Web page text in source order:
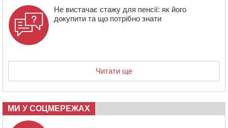
Не вистачає стажу для пенсії: як його
докупити та що потрібно знати
Читати ще
МИ У СОЦМЕРЕЖАХ